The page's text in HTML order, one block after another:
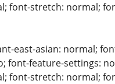
stretch: normal;
east-asian: normal;
font-feature-settings:
stretch: normal;